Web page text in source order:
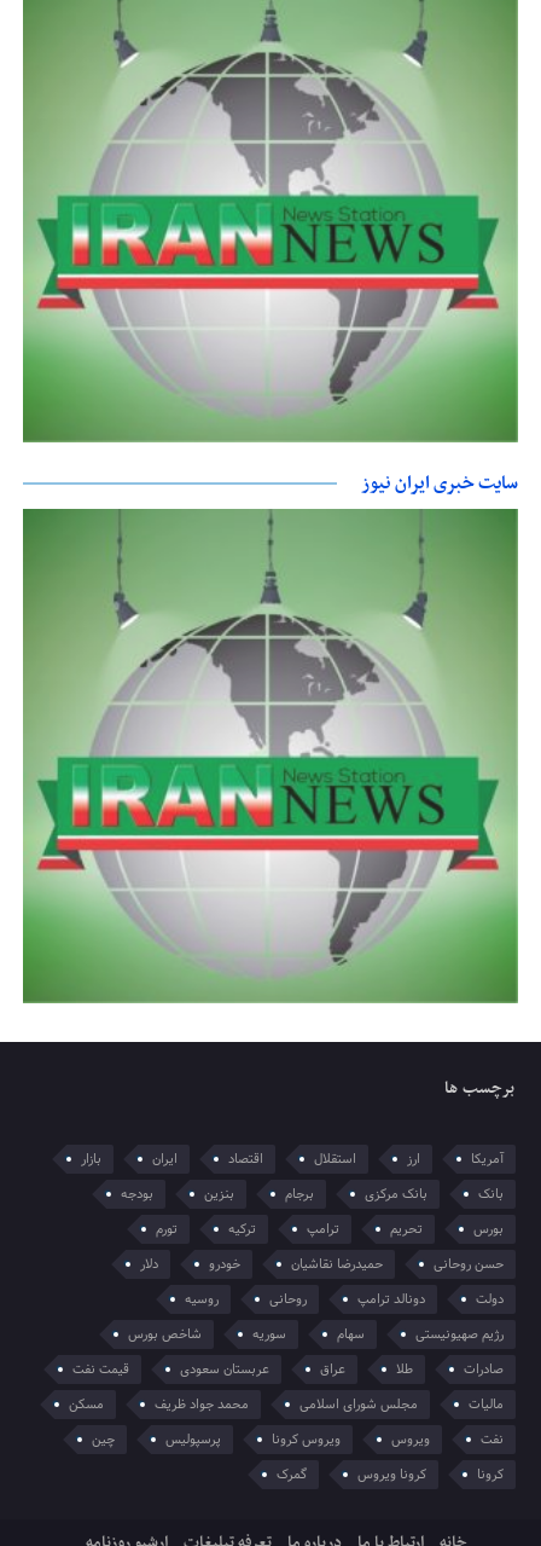
سایت خبری ایران نیوز
برچسب ها
آمریکا ارز استقلال اقتصاد ایران
بازار
بانک
بانک مرکزی برجام بنزین
بودجه
بورس
تحریم ترامپ ترکیه
تورم
حسن روحانی
حمیدرضا نقاشیان خودرو
دلار
دولت
دونالد ترامپ روحانی
روسیه
رژیم صهیونیستی
سهام سوریه
شاخص بورس
صادرات
طلا عراق عربستان سعودی
قیمت نفت
مالیات
مجلس شورای اسلامی محمد جواد ظریف
مسکن
نفت
ویروس ویروس کرونا پرسپولیس
چین
کرونا
کرونا ویروس گمرک